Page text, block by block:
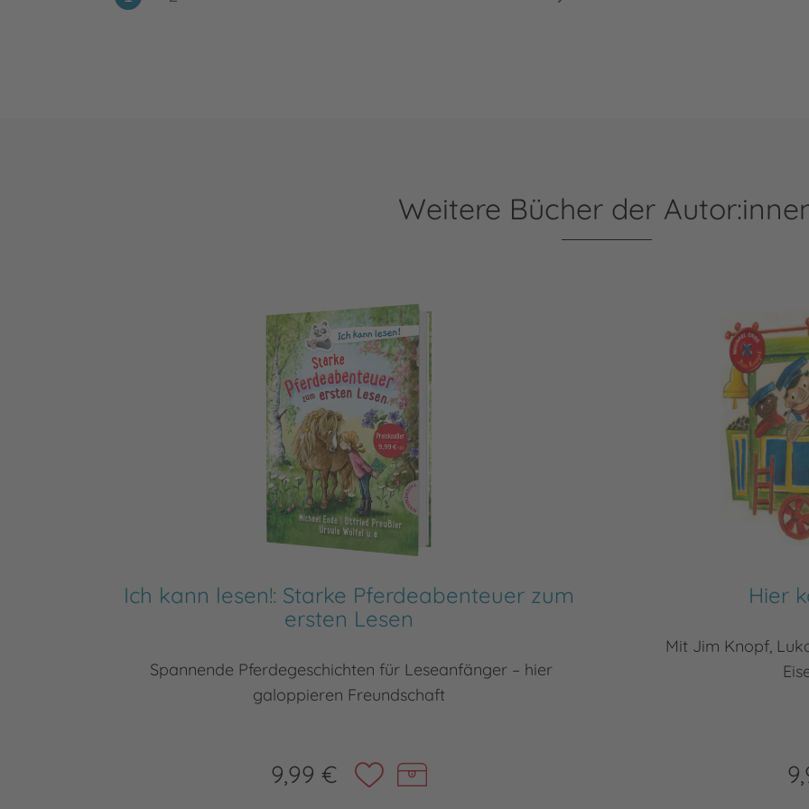
Weitere Bücher der
Ich kann lesen!: Starke Pferdeabenteuer zum
ersten Lesen
Spannende Pferdegeschichten für Leseanfänger – hier
galoppieren Freundschaft
9,99 €
Hier
Mit Jim Knopf,